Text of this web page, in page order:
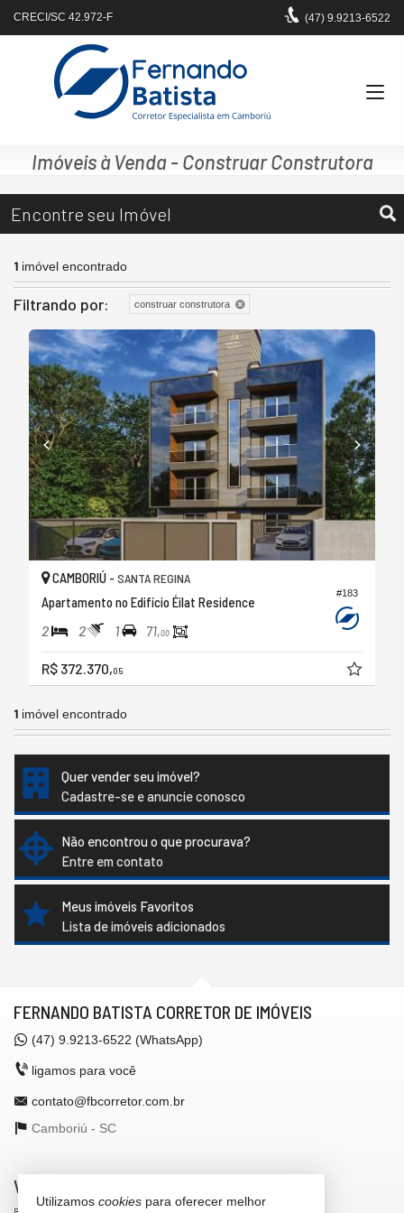
CRECI/SC 42.972-F (47) 9.9213-6522
Imóveis à Venda - Construar Construtora
Encontre seu Imóvel
1 imóvel encontrado
Filtrando por: construar construtora
#183
CAMBORIÚ - SANTA REGINA
Apartamento no Edifício Éilat Residence
2 2 1 71,00
R$ 372.370,05
1 imóvel encontrado
Quer vender seu imóvel?
Cadastre-se e anuncie conosco
Não encontrou o que procurava?
Entre em contato
Meus imóveis Favoritos
Lista de imóveis adicionados
FERNANDO BATISTA CORRETOR DE IMÓVEIS
(47) 9.9213-6522 (WhatsApp)
ligamos para você
contato@fbcorretor.com.br
Camboriú - SC
VEJA MAIS
Utilizamos cookies para oferecer melhor